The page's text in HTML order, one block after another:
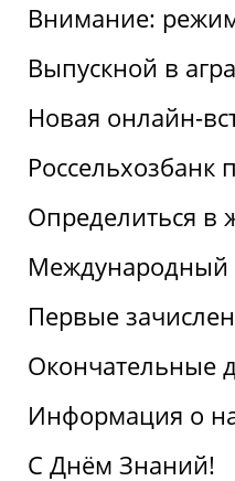
Внимание:
Выпускной в
Новая онлайн-
Россельхозбанк
Определиться в
Международный
Первые
Окончательные
Информация о
С Днём Знаний!